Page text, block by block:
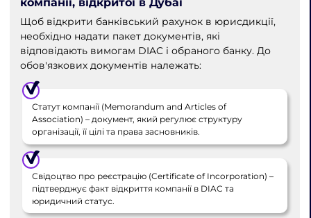
Щоб відкрити банківський рахунок в юрисдикції,
необхідно надати пакет документів, які
відповідають вимогам DIAC і обраного банку. До
обов'язкових документів належать:
Статут компанії (Memorandum and Articles of
Association) – документ, який регулює структуру
організації, її цілі та права засновників.
Свідоцтво про реєстрацію (Certificate of Incorporation) –
підтверджує факт відкриття компанії в DIAC та
юридичний статус.